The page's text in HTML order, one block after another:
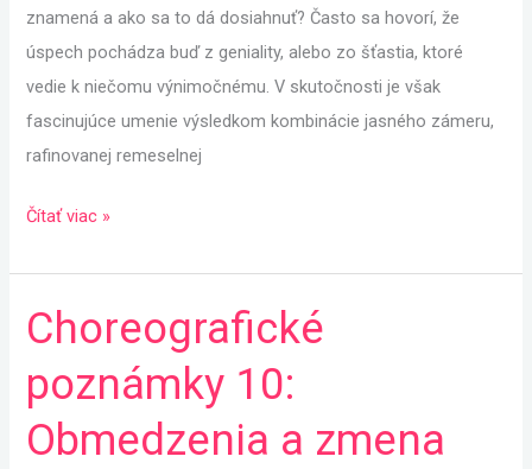
znamená a ako sa to dá dosiahnuť? Často sa hovorí, že
úspech pochádza buď z geniality, alebo zo šťastia, ktoré
vedie k niečomu výnimočnému. V skutočnosti je však
fascinujúce umenie výsledkom kombinácie jasného zámeru,
rafinovanej remeselnej
Čítať viac »
Choreografické
poznámky 10:
Obmedzenia a zmena
Choreografické
poznámky
10:
Obmedzenia
a zmena